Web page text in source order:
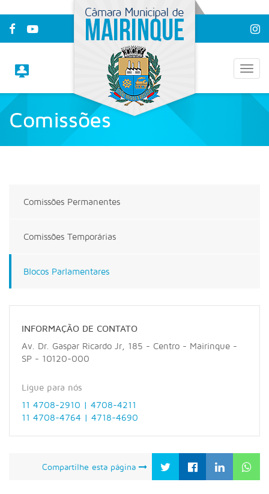
Comissões
Comissões Permanentes
Comissões Temporárias
Blocos Parlamentares
INFORMAÇÃO DE CONTATO
Av. Dr. Gaspar Ricardo Jr, 185 - Centro - Mairinque -
SP - 10120-000
Ligue para nós
11 4708-2910 | 4708-4211
11 4708-4764 | 4718-4690
Compartilhe esta página